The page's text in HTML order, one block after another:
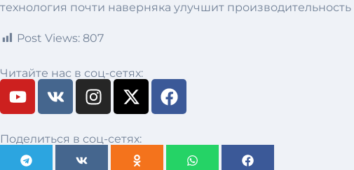
технология почти наверняка улучшит
Post Views: 807
Читайте нас в соц-сетях:
Поделиться в соц-сетях: